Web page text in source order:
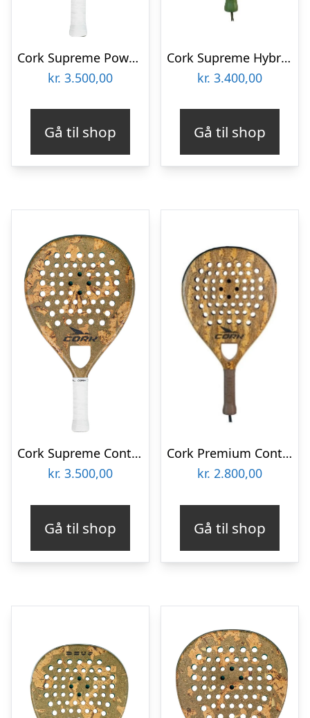
Cork Supreme Power IV
kr. 3.500,00
Gå til shop
Cork Supreme Hybrid III Padelbat
kr. 3.400,00
Gå til shop
Cork Supreme Control IV
kr. 3.500,00
Gå til shop
Cork Premium Control II Padelbat
kr. 2.800,00
Gå til shop